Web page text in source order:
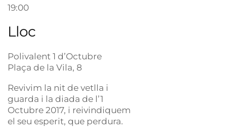
19:00
Lloc
Polivalent 1 d’Octubre
Plaça de la Vila, 8
Revivim la nit de vetlla i
guarda i la diada de l’1
Octubre 2017, i reivindiquem
el seu esperit, que perdura.